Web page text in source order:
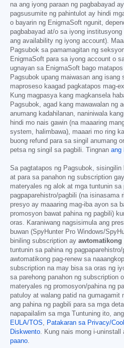
na ang iyong paraan ng pagbabayad
pagsusumite ng pahintulot ay hindi
o bayarin ng EnigmaSoft ngunit,
pagbabayad at/o sa iyong
ang availability ng iyong account).
Pagsubok sa pamamagitan ng
EnigmaSoft para sa iyong account o
ugnayan sa EnigmaSoft bago
Pagsubok upang maiwasan ang isang
maproseso kaagad pagkatapos mag-
Kung magpasya kang magkansela
Pagsubok, agad kang mawawalan ng
anumang kadahilanan, naniniwala
hindi mo nais gawin (na maaaring
system, halimbawa), maaari mo ring
buong refund para sa singil anumang
petsa ng singil sa pagbili. Tingnan ang
Sa pagtatapos ng Pagsubok,
at para sa panahon ng subscription
materyales ng alok at mga tuntunin sa
pagpaparehistro/pagbili (na isinasama
presyo ay maaaring mag-iba ayon sa
promosyon bawat pahina ng pagbili)
oras. Karaniwang nagsisimula ang
buwan (SpyHunter Pro Windows/
biniling subscription ay awtomatikong
tuntunin sa pahina ng
awtomatikong pag-renew sa
subscription na may bisa sa oras ng
sa parehong panahon ng subscription
materyales ng promosyon/pahina ng
patuloy at walang patid na gumagamit
ang pahina ng pagbili para sa mga
napapailalim sa mga Tuntuning ito,
EULA/TOS
Patakaran sa Privacy/
Diskwento . Kung nais mong i-uninstall
paano